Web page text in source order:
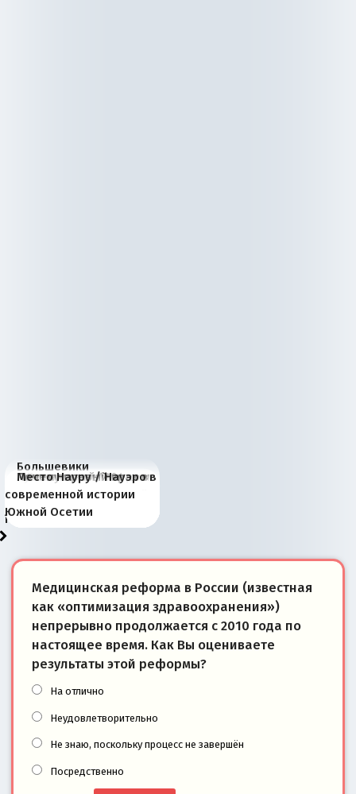
Большевики
отличаются от «Яблока»
тем, что они -
победители
Киевская марионетка
Запада рассказала о
«переобувании» хозяев
В России назрели
перемены: 15 шагов к
суверенной экономике
Миграционный пожар
Европы
Россия начинает
сбрасывать балласт
Анкориджа
Россия зимой 1904
года: первые уступки во
внутренней политике
Русская нация вчера и
сегодня
Почему правый крах в
Варшаве не поможет её
отношениям с Россией?
Место Науру / Науэро в
современной истории
Южной Осетии
Медицинская реформа в России (известная
как «оптимизация здравоохранения»)
непрерывно продолжается с 2010 года по
настоящее время. Как Вы оцениваете
результаты этой реформы?
На отлично
Неудовлетворительно
Не знаю, поскольку процесс не завершён
Посредственно